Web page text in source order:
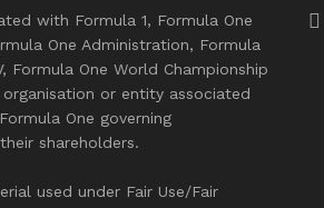
with Formula 1, Formula One
One Administration, Formula
Formula One World Championship
or entity associated
One governing
shareholders.
used under Fair Use/Fair